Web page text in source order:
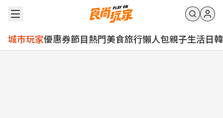
城市玩家優惠券節目熱門美食旅行懶人包親子生活日韓